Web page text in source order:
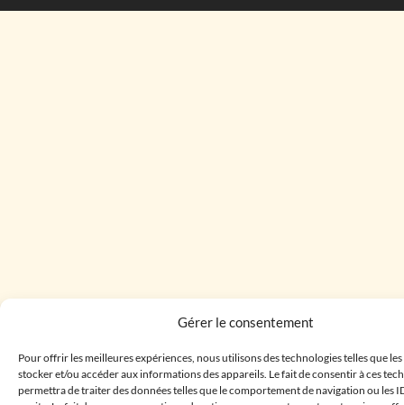
Gérer le consentement
Pour offrir les meilleures expériences, nous utilisons des technologies telles que
stocker et/ou accéder aux informations des appareils. Le fait de consentir à ces
permettra de traiter des données telles que le comportement de navigation ou les